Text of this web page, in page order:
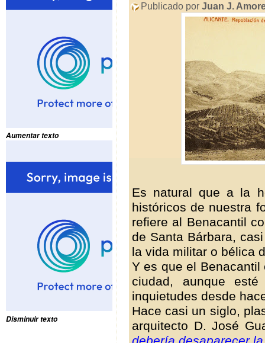
Aumentar texto
Disminuir texto
Publicado por Juan J.
Es natural que a la
históricos de nuestra
refiere al Benacantil
de Santa Bárbara,
la vida militar o bélica
Y es que el
ciudad, aunque
inquietudes desde
Hace casi un siglo,
arquitecto D. José
debería desaparecer